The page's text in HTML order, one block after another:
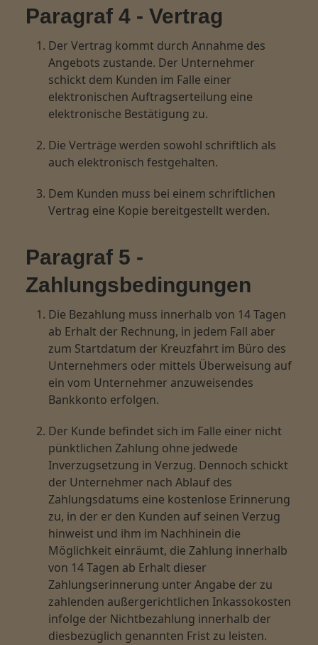
Paragraf 4 - Vertrag
Der Vertrag kommt durch Annahme des
Angebots zustande. Der Unternehmer
schickt dem Kunden im Falle einer
elektronischen Auftragserteilung eine
elektronische Bestätigung zu.
Die Verträge werden sowohl schriftlich als
auch elektronisch festgehalten.
Dem Kunden muss bei einem schriftlichen
Vertrag eine Kopie bereitgestellt werden.
Paragraf 5 -
Zahlungsbedingungen
Die Bezahlung muss innerhalb von 14 Tagen
ab Erhalt der Rechnung, in jedem Fall aber
zum Startdatum der Kreuzfahrt im Büro des
Unternehmers oder mittels Überweisung auf
ein vom Unternehmer anzuweisendes
Bankkonto erfolgen.
Der Kunde befindet sich im Falle einer nicht
pünktlichen Zahlung ohne jedwede
Inverzugsetzung in Verzug. Dennoch schickt
der Unternehmer nach Ablauf des
Zahlungsdatums eine kostenlose Erinnerung
zu, in der er den Kunden auf seinen Verzug
hinweist und ihm im Nachhinein die
Möglichkeit einräumt, die Zahlung innerhalb
von 14 Tagen ab Erhalt dieser
Zahlungserinnerung unter Angabe der zu
zahlenden außergerichtlichen Inkassokosten
infolge der Nichtbezahlung innerhalb der
diesbezüglich genannten Frist zu leisten.